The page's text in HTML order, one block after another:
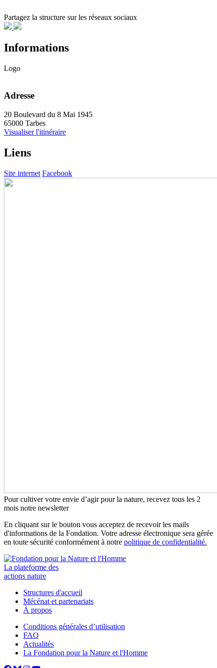
Partagez la structure sur les réseaux sociaux
Informations
Logo
Adresse
20 Boulevard du 8 Mai 1945
65000 Tarbes
Visualiser l'itinéraire
Liens
Site internet Facebook
Pour cultiver votre envie d’agir pour la nature, recevez tous les 2
mois notre newsletter
En cliquant sur le bouton vous acceptez de recevoir les mails
d'informations de la Fondation. Votre adresse électronique sera gérée
en toute sécurité conformément à notre politique de confidentialité.
La plateforme des
actions nature
Structures d'accueil
Mécénat et partenariats
À propos
Conditions générales d’utilisation
FAQ
Actualités
La Fondation pour la Nature et l'Homme